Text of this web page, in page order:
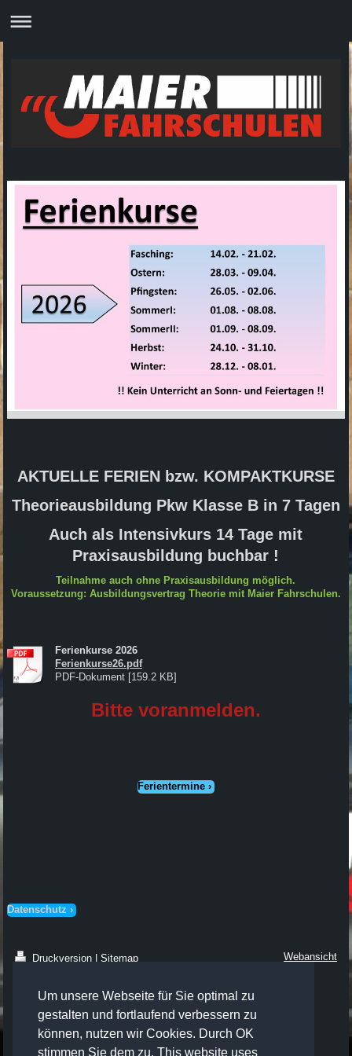
Um unsere Webseite für Sie optimal zu
gestalten und fortlaufend verbessern zu
können, nutzen wir Cookies. Durch OK
stimmen Sie dem zu. This website uses
AKTUELLE FERIEN bzw. KOMPAKTKURSE
Theorieausbildung Pkw Klasse B in 7 Tagen
Auch als Intensivkurs 14 Tage mit
Praxisausbildung buchbar !
Teilnahme auch ohne Praxisausbildung möglich.
Voraussetzung: Ausbildungsvertrag Theorie mit Maier Fahrschulen.
Ferienkurse 2026
Ferienkurse26.pdf
PDF-Dokument [159.2 KB]
Bitte voranmelden.
Ferientermine
Datenschutz
Druckversion
Sitemap
nutzt Cookies. Sie bestätigen Ihr
Einverständnis durch die Nutzung.
Siehe Datenschutz. Sollten Sie nicht
einverstanden sein, nutzen Sie unsere
Seite bitte nicht mehr! Our website
Webansicht